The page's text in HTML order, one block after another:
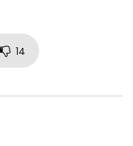
14